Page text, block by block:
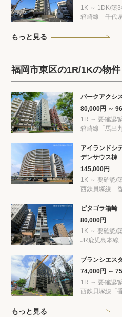
1K ～ 1DK/築
箱崎線「千代
もっと見る
福岡市東区の1R/1Kの物件
パークアクシ
80,000円 ～
1R ～ 要確認/
箱崎線「馬出
アイランドシ
デンサウス棟
145,000円
1K ～ 要確認/
西鉄貝塚線「
ピタゴラ箱崎
80,000円
1K ～ 要確認/
JR鹿児島本線
ブランシエス
74,000円 ～
1R ～ 要確認/
西鉄貝塚線「
もっと見る